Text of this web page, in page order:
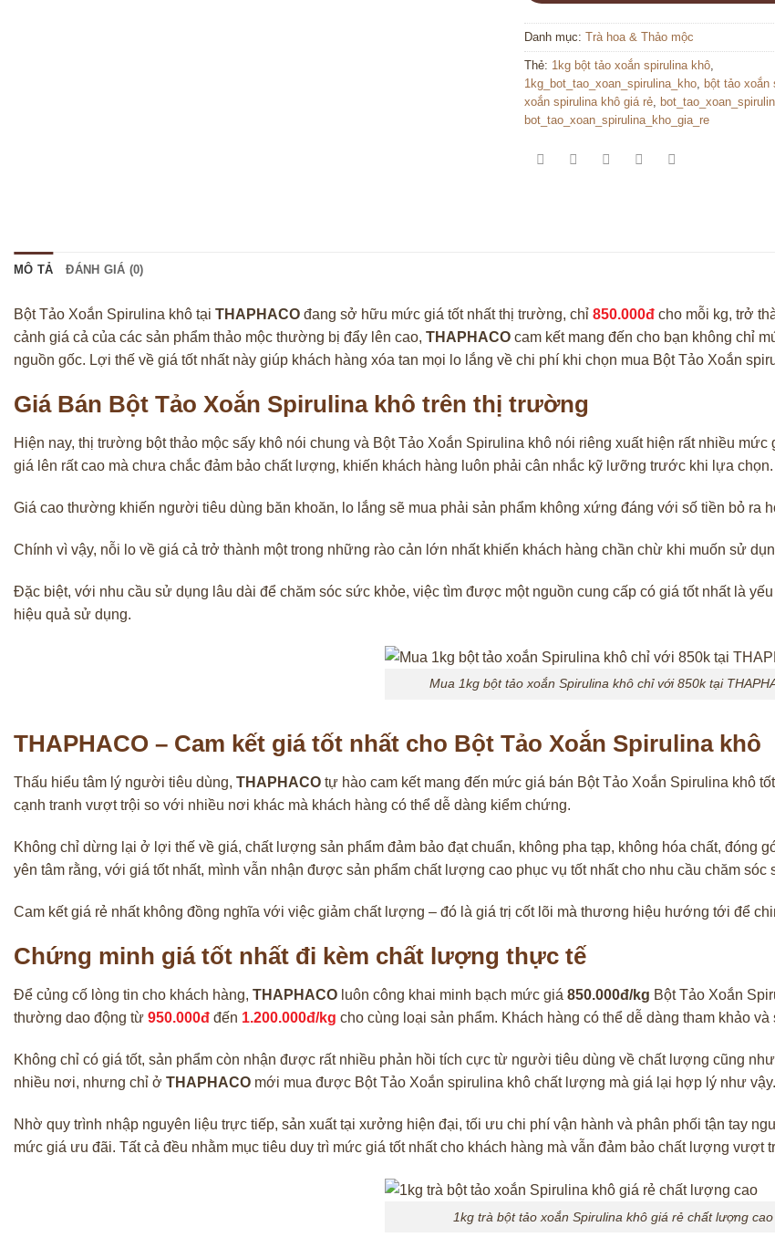
Danh mục: Trà hoa & Thảo mộc
Thẻ: 1kg bột tảo xoắn spirulina khô
1kg_bot_tao_xoan_spirulina_kho bột tảo xoắn
xoắn spirulina khô giá rẻ
bot_tao_xoan_spirulina_kho_gia_re
MÔ TẢ ĐÁNH GIÁ (0)
Bột Tảo Xoắn Spirulina khô tại THAPHACO đang sở hữu mức giá tốt nhất thị trường, chỉ 850.000đ cho mỗi kg, trở
cảnh giá cả của các sản phẩm thảo mộc thường bị đẩy lên cao, THAPHACO cam kết mang đến cho bạn không chỉ
nguồn gốc. Lợi thế về giá tốt nhất này giúp khách hàng xóa tan mọi lo lắng về chi phí khi chọn mua Bột Tảo Xoắn
Giá Bán Bột Tảo Xoắn Spirulina khô trên thị trường
Hiện nay, thị trường bột thảo mộc sấy khô nói chung và Bột Tảo Xoắn Spirulina khô nói riêng xuất hiện rất nhiều
giá lên rất cao mà chưa chắc đảm bảo chất lượng, khiến khách hàng luôn phải cân nhắc kỹ lưỡng trước khi lựa chọn.
Giá cao thường khiến người tiêu dùng băn khoăn, lo lắng sẽ mua phải sản phẩm không xứng đáng với số tiền bỏ ra
Chính vì vậy, nỗi lo về giá cả trở thành một trong những rào cản lớn nhất khiến khách hàng chần chừ khi muốn sử
Đặc biệt, với nhu cầu sử dụng lâu dài để chăm sóc sức khỏe, việc tìm được một nguồn cung cấp có giá tốt nhất là
hiệu quả sử dụng.
Mua 1kg bột tảo xoắn Spirulina khô chỉ với 850k tại
THAPHACO – Cam kết giá tốt nhất cho Bột Tảo Xoắn Spirulina khô
Thấu hiểu tâm lý người tiêu dùng, THAPHACO tự hào cam kết mang đến mức giá bán Bột Tảo Xoắn Spirulina khô
cạnh tranh vượt trội so với nhiều nơi khác mà khách hàng có thể dễ dàng kiểm chứng.
Không chỉ dừng lại ở lợi thế về giá, chất lượng sản phẩm đảm bảo đạt chuẩn, không pha tạp, không hóa chất, đóng
yên tâm rằng, với giá tốt nhất, mình vẫn nhận được sản phẩm chất lượng cao phục vụ tốt nhất cho nhu cầu chăm sóc
Cam kết giá rẻ nhất không đồng nghĩa với việc giảm chất lượng – đó là giá trị cốt lõi mà thương hiệu hướng tới để
Chứng minh giá tốt nhất đi kèm chất lượng thực tế
Để củng cố lòng tin cho khách hàng, THAPHACO luôn công khai minh bạch mức giá 850.000đ/kg Bột Tảo Xoắn
thường dao động từ 950.000đ đến 1.200.000đ/kg cho cùng loại sản phẩm. Khách hàng có thể dễ dàng tham khảo
Không chỉ có giá tốt, sản phẩm còn nhận được rất nhiều phản hồi tích cực từ người tiêu dùng về chất lượng cũng
nhiều nơi, nhưng chỉ ở THAPHACO mới mua được Bột Tảo Xoắn spirulina khô chất lượng mà giá lại hợp lý như
Nhờ quy trình nhập nguyên liệu trực tiếp, sản xuất tại xưởng hiện đại, tối ưu chi phí vận hành và phân phối tận tay
mức giá ưu đãi. Tất cả đều nhằm mục tiêu duy trì mức giá tốt nhất cho khách hàng mà vẫn đảm bảo chất lượng vượt
1kg trà bột tảo xoắn Spirulina khô giá rẻ chất lượng cao